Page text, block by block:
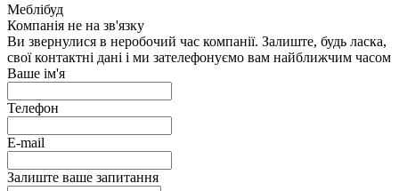
Меблібуд
Компанія не на зв'язку
Ви звернулися в неробочий час компанії. Залиште, будь ласка,
свої контактні дані і ми зателефонуємо вам найближчим часом
Ваше ім'я
Телефон
E-mail
Залиште ваше запитання